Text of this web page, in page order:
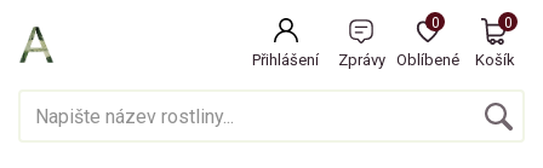
Přihlášení Zprávy Oblíbené
0
Košík
0